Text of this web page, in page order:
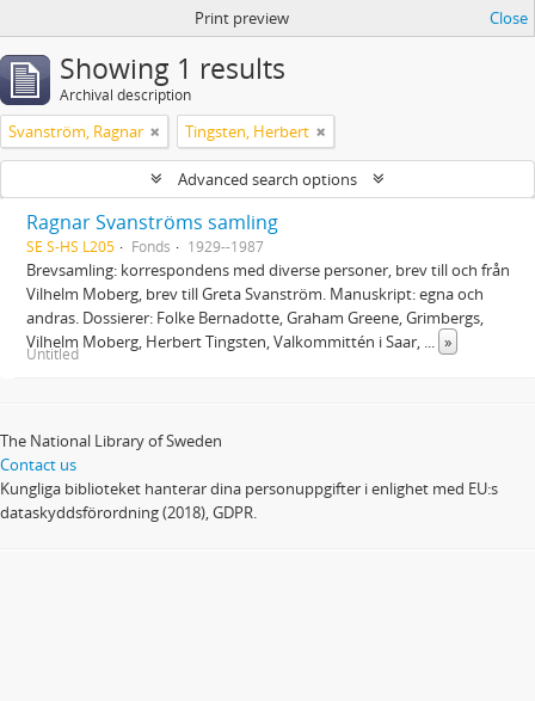
Print preview Close
Showing 1 results
Archival description
Svanström, Ragnar Tingsten, Herbert
Advanced search options
Ragnar Svanströms samling
SE S-HS L205 Fonds 1929--1987
Brevsamling: korrespondens med diverse personer, brev till och från
Vilhelm Moberg, brev till Greta Svanström. Manuskript: egna och
andras. Dossierer: Folke Bernadotte, Graham Greene, Grimbergs,
Vilhelm Moberg, Herbert Tingsten, Valkommittén i Saar, ... »
Untitled
The National Library of Sweden
Contact us
Kungliga biblioteket hanterar dina personuppgifter i enlighet med EU:s
dataskyddsförordning (2018), GDPR.